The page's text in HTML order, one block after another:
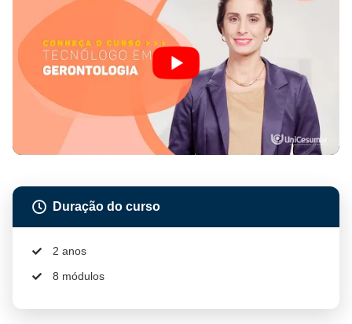
Duração do curso
2 anos
8 módulos